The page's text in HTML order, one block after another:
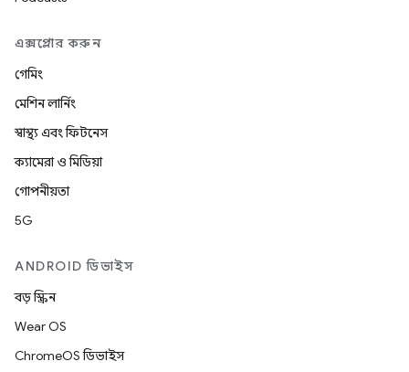
এক্সপ্লোর করুন
গেমিং
মেশিন লার্নিং
স্বাস্থ্য এবং ফিটনেস
ক্যামেরা ও মিডিয়া
গোপনীয়তা
5G
ANDROID ডিভাইস
বড় স্ক্রিন
Wear OS
ChromeOS ডিভাইস